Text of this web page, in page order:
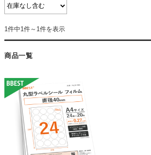
1件中1件～1件を表示
商品一覧